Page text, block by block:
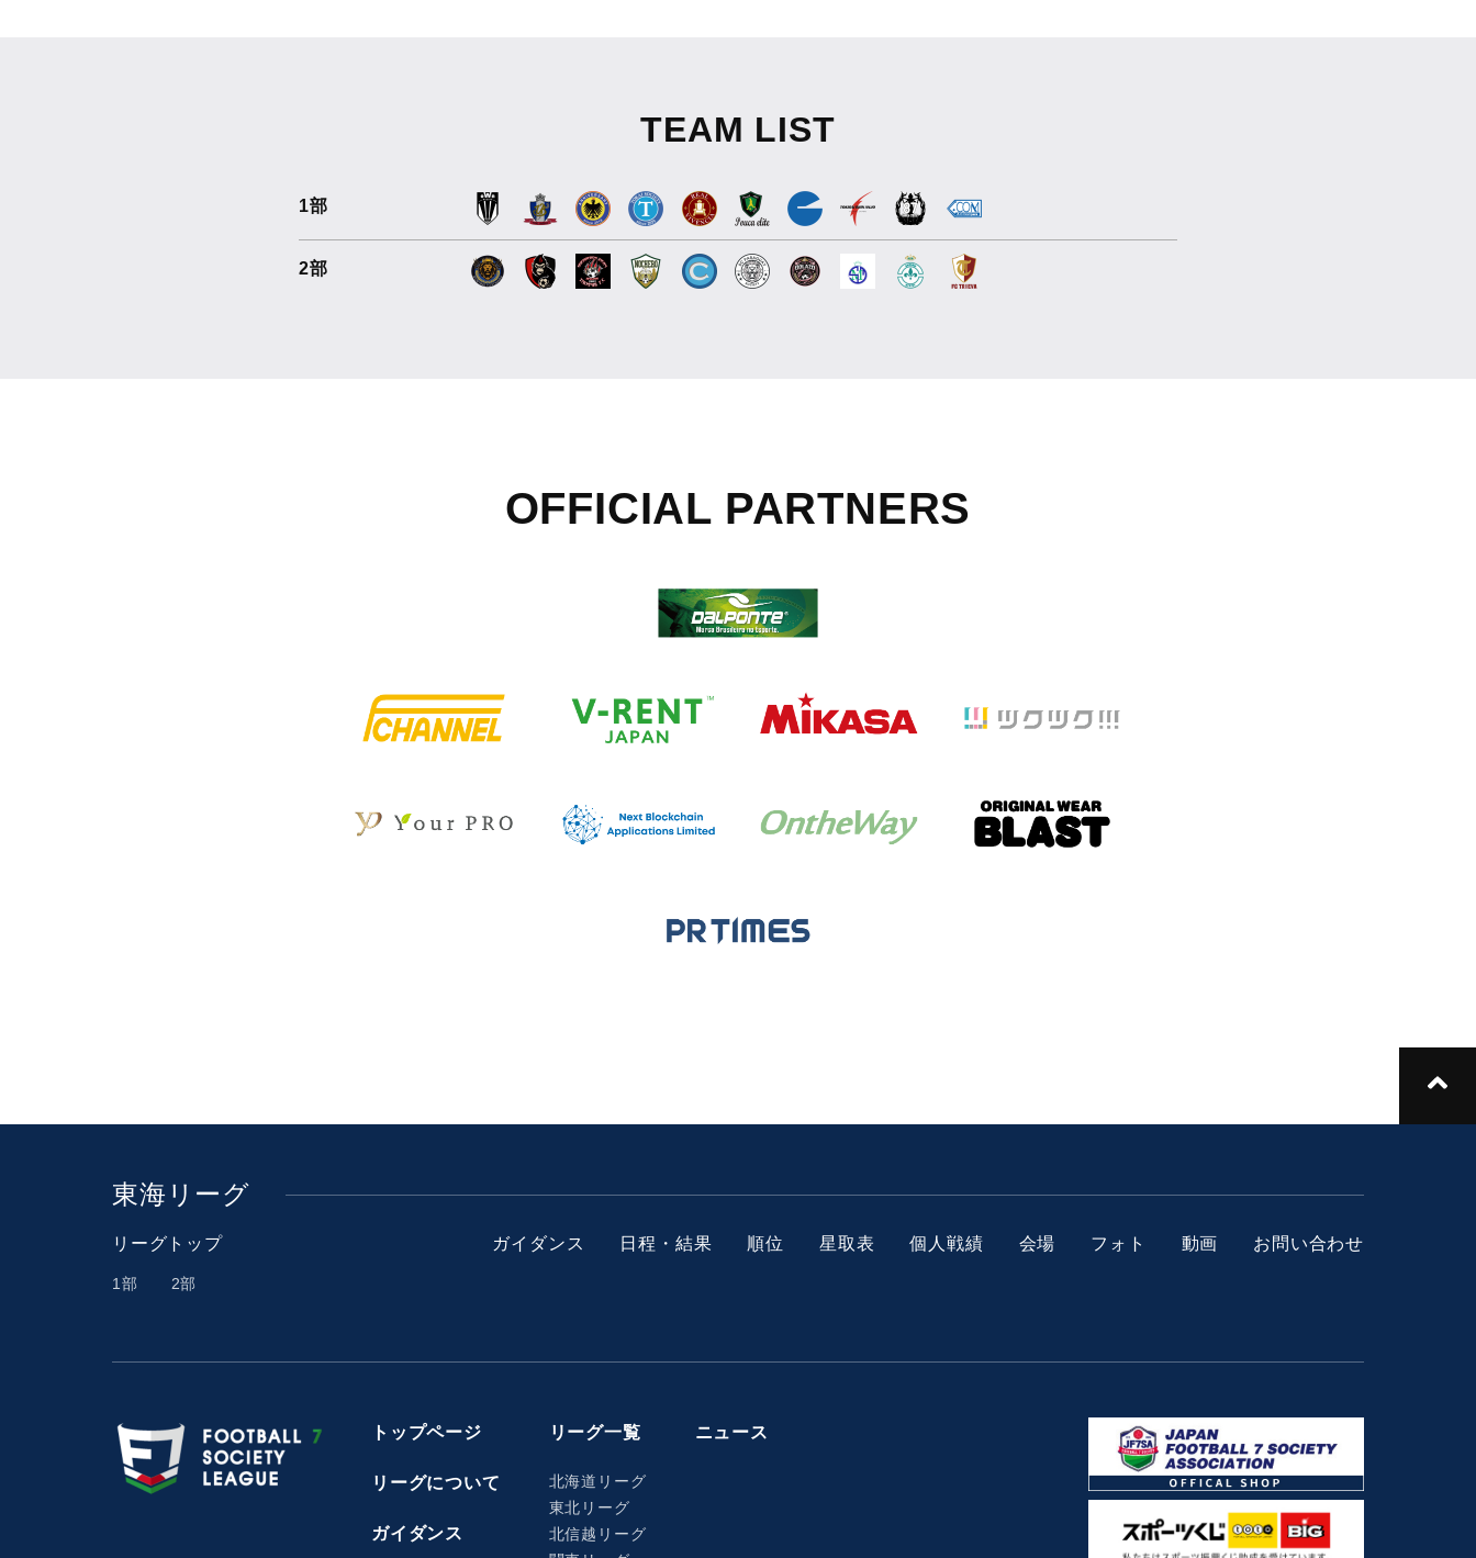
TEAM LIST
1部
2部
OFFICIAL PARTNERS
東海リーグ
リーグトップ
1部 2部
ガイダンス 日程・結果 順位 星取表 個人戦績 会場 フォト 動画 お問い合わせ
トップページ
リーグについて
ガイダンス
リーグ一覧
北海道リーグ
東北リーグ
北信越リーグ
ニュース